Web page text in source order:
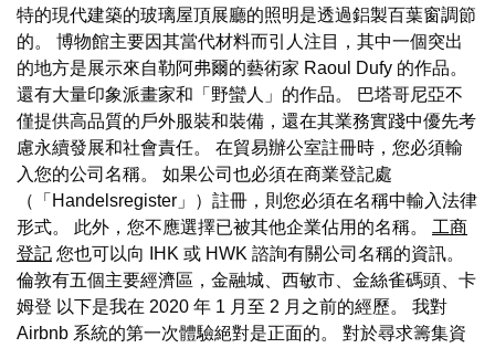
特的現代建築的玻璃屋頂展廳的照明是透過鋁製百葉窗調節
的。 博物館主要因其當代材料而引人注目，其中一個突出
的地方是展示來自勒阿弗爾的藝術家 Raoul Dufy 的作品。
還有大量印象派畫家和「野蠻人」的作品。 巴塔哥尼亞不
僅提供高品質的戶外服裝和裝備，還在其業務實踐中優先考
慮永續發展和社會責任。 在貿易辦公室註冊時，您必須輸
入您的公司名稱。 如果公司也必須在商業登記處
（「Handelsregister」）註冊，則您必須在名稱中輸入法律
形式。 此外，您不應選擇已被其他企業佔用的名稱。 工商
登記 您也可以向 IHK 或 HWK 諮詢有關公司名稱的資訊。
倫敦有五個主要經濟區，金融城、西敏市、金絲雀碼頭、卡
姆登 以下是我在 2020 年 1 月至 2 月之前的經歷。 我對
Airbnb 系統的第一次體驗絕對是正面的。 對於尋求籌集資